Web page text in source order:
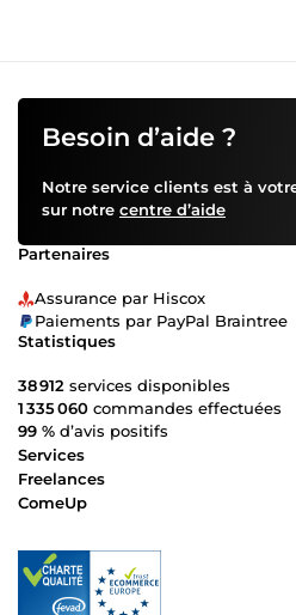
Besoin d’aide ?
Notre service clients est à
sur notre centre d’aide
Partenaires
Assurance par Hiscox
Paiements par PayPal Braintree
Statistiques
38 912 services disponibles
1 335 060 commandes effectuées
99 % d’avis positifs
Services
Freelances
ComeUp